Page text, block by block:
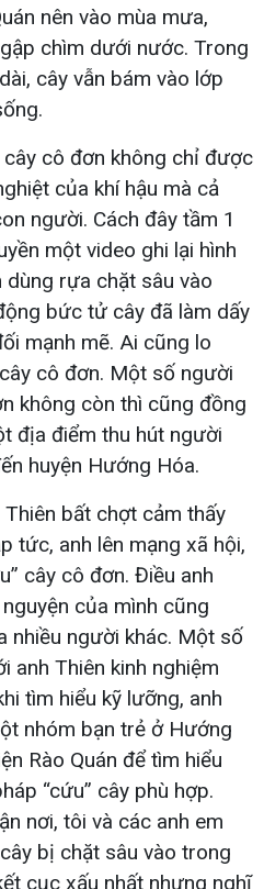
nên vào mùa mưa,
chìm dưới nước. Trong
cây vẫn bám vào lớp
cô đơn không chỉ được
của khí hậu mà cả
người. Cách đây tầm 1
một video ghi lại hình
dùng rựa chặt sâu vào
bức tử cây đã làm dấy
mạnh mẽ. Ai cũng lo
cô đơn. Một số người
không còn thì cũng đồng
địa điểm thu hút người
huyện Hướng Hóa.
Thiên bất chợt cảm thấy
tức, anh lên mạng xã hội,
cây cô đơn. Điều anh
của mình cũng
nhiều người khác. Một số
anh Thiên kinh nghiệm
tìm hiểu kỹ lưỡng, anh
nhóm bạn trẻ ở Hướng
Rào Quán để tìm hiểu
“cứu” cây phù hợp.
nơi, tôi và các anh em
bị chặt sâu vào trong
cục xấu nhất nhưng nghĩ